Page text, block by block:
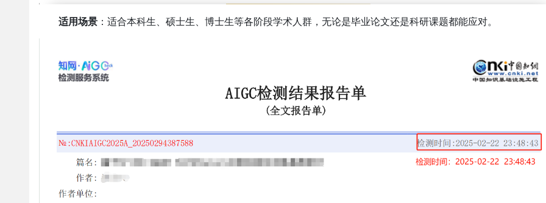
适用场景 ：适合本科生、硕士生、博士生等各阶段学术人群，无论是毕业论文还是科研课题都能应对。